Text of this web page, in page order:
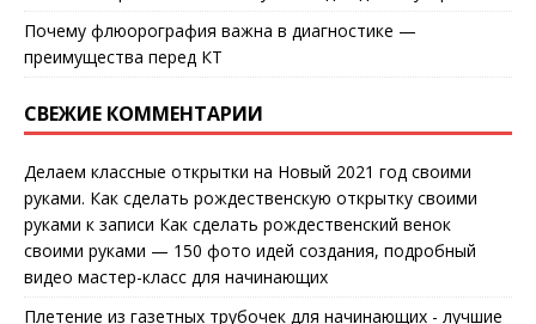
Почему флюорография важна в диагностике —
преимущества перед КТ
СВЕЖИЕ КОММЕНТАРИИ
Делаем классные открытки на Новый 2021 год своими
руками. Как сделать рождественскую открытку своими
руками к записи Как сделать рождественский венок
своими руками — 150 фото идей создания, подробный
видео мастер-класс для начинающих
Плетение из газетных трубочек для начинающих - лучшие